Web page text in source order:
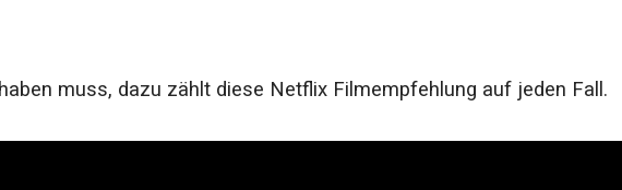
muss, dazu zählt diese Netflix Filmempfehlung auf jeden Fall.